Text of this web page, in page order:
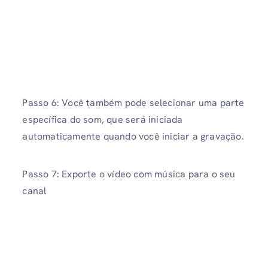
Passo 6: Você também pode selecionar uma parte
específica do som, que será iniciada
automaticamente quando você iniciar a gravação.
Passo 7: Exporte o vídeo com música para o seu
canal